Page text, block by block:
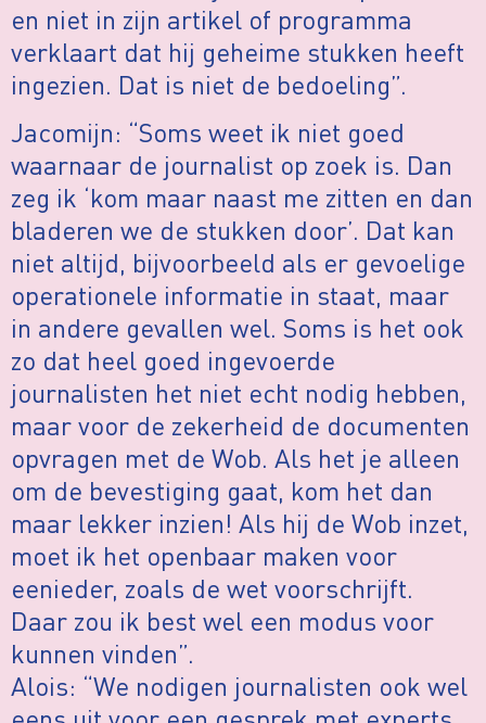
en niet in zijn artikel of programma
verklaart dat hij geheime stukken heeft
ingezien. Dat is niet de bedoeling”.
Jacomijn: “Soms weet ik niet goed
waarnaar de journalist op zoek is. Dan
zeg ik ‘kom maar naast me zitten en dan
bladeren we de stukken door’. Dat kan
niet altijd, bijvoorbeeld als er gevoelige
operationele informatie in staat, maar
in andere gevallen wel. Soms is het ook
zo dat heel goed ingevoerde
journalisten het niet echt nodig hebben,
maar voor de zekerheid de documenten
opvragen met de Wob. Als het je alleen
om de bevestiging gaat, kom het dan
maar lekker inzien! Als hij de Wob inzet,
moet ik het openbaar maken voor
eenieder, zoals de wet voorschrijft.
Daar zou ik best wel een modus voor
kunnen vinden”.
Alois: “We nodigen journalisten ook wel